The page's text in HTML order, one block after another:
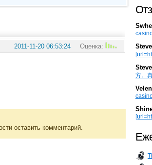
2011-11-20 06:53:24 Оценка:
оставить комментарий.
方。